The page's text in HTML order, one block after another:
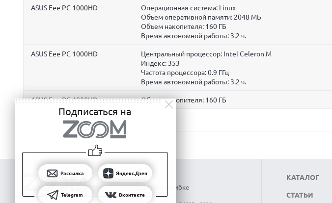
ASUS Eee PC 1000HD
Операционная система: Linux
Объем оперативной памяти: 2048 МБ
Объем накопителя: 160 ГБ
Время автономной работы: 3.2 ч.
ASUS Eee PC 1000HD
Центральный процессор: Intel Celeron M
Индекс: 353
Частота процессора:0.9 ГГц
Время автономной работы: 3.2 ч.
ASUS Eee PC 1000HD Объем накопителя: 160 ГБ
Сообщить об ошибке
КАТАЛОГ
СТАТЬИ
Подписаться на
Рассылка Яндекс.Дзен
Telegram Вконтакте